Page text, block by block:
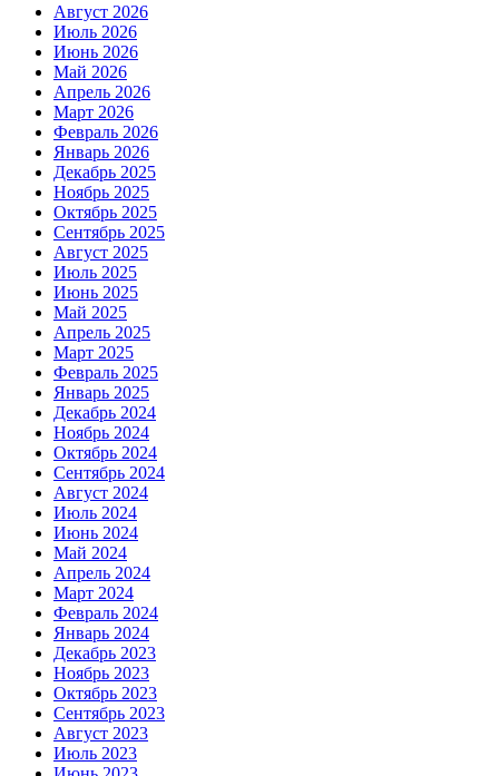
Август 2026
Июль 2026
Июнь 2026
Май 2026
Апрель 2026
Март 2026
Февраль 2026
Январь 2026
Декабрь 2025
Ноябрь 2025
Октябрь 2025
Сентябрь 2025
Август 2025
Июль 2025
Июнь 2025
Май 2025
Апрель 2025
Март 2025
Февраль 2025
Январь 2025
Декабрь 2024
Ноябрь 2024
Октябрь 2024
Сентябрь 2024
Август 2024
Июль 2024
Июнь 2024
Май 2024
Апрель 2024
Март 2024
Февраль 2024
Январь 2024
Декабрь 2023
Ноябрь 2023
Октябрь 2023
Сентябрь 2023
Август 2023
Июль 2023